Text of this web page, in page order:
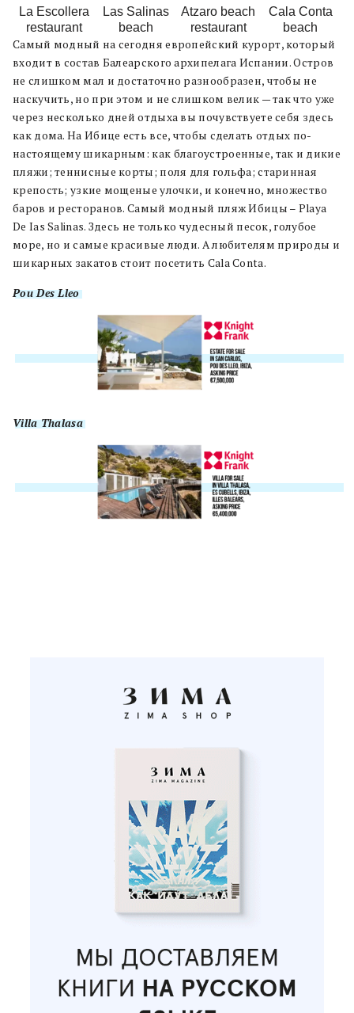
La Escollera
restaurant
Las Salinas
beach
Atzaro beach
restaurant
Cala Conta
beach
Самый модный на сегодня европейский курорт, который
входит в состав Балеарского архипелага Испании. Остров
не слишком мал и достаточно разнообразен, чтобы не
наскучить, но при этом и не слишком велик — так что уже
через несколько дней отдыха вы почувствуете себя здесь
как дома. На Ибице есть все, чтобы сделать отдых по-
настоящему шикарным: как благоустроенные, так и дикие
пляжи; теннисные корты; поля для гольфа; старинная
крепость; узкие мощеные улочки, и конечно, множество
баров и ресторанов. Самый модный пляж Ибицы – Playa
De Ias Salinas. Здесь не только чудесный песок, голубое
море, но и самые красивые люди. А любителям природы и
шикарных закатов стоит посетить Сala Conta.
Pou Des Lleo
Villa Thalasa